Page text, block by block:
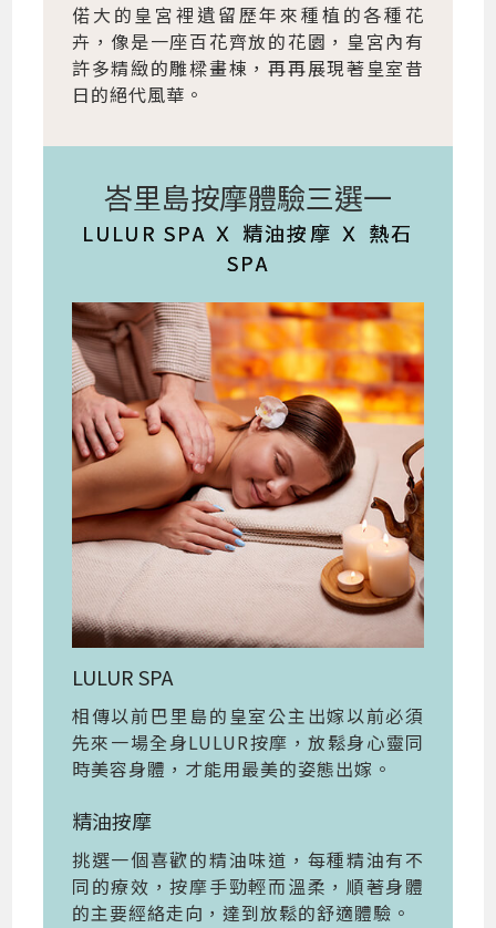
偌大的皇宮裡遺留歷年來種植的各種花
卉，像是一座百花齊放的花園，皇宮內有
許多精緻的雕樑畫棟，再再展現著皇室昔
日的絕代風華。
峇里島按摩體驗三選一
LULUR SPA Ｘ 精油按摩 Ｘ 熱石
SPA
LULUR SPA
相傳以前巴里島的皇室公主出嫁以前必須
先來一場全身LULUR按摩，放鬆身心靈同
時美容身體，才能用最美的姿態出嫁。
精油按摩
挑選一個喜歡的精油味道，每種精油有不
同的療效，按摩手勁輕而溫柔，順著身體
的主要經絡走向，達到放鬆的舒適體驗。